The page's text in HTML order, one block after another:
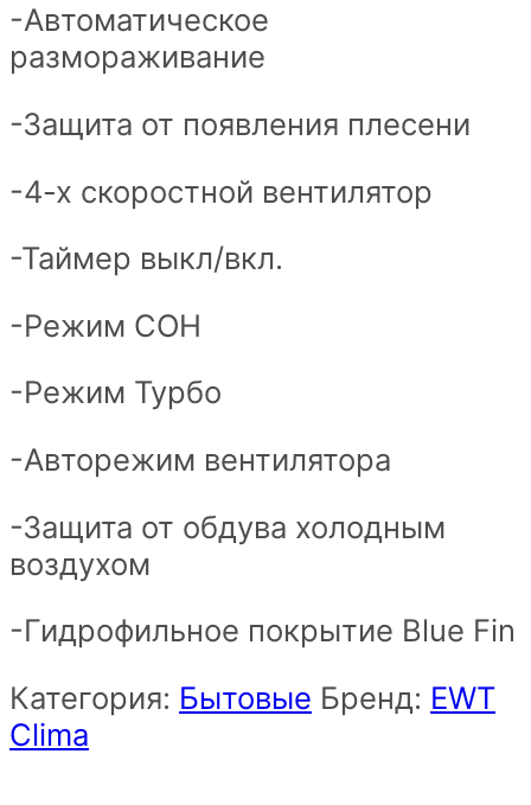
-Автоматическое
размораживание
-Защита от появления плесени
-4-х скоростной вентилятор
-Таймер выкл/вкл.
-Режим СОН
-Режим Турбо
-Авторежим вентилятора
-Защита от обдува холодным
воздухом
-Гидрофильное покрытие Blue Fin
Категория: Бытовые Бренд: EWT
Clima